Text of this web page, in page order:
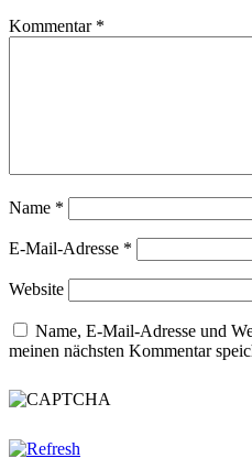
Kommentar *
Name *
E-Mail-Adresse *
Website
Name, E-Mail-Adresse und
meinen nächsten Kommentar